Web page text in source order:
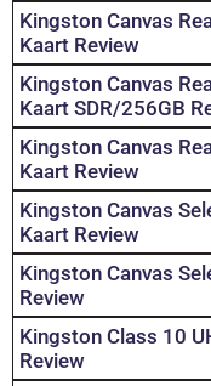
Kingston Canvas
Kaart Review
Kingston Canvas
Kaart SDR/256GB
Kingston Canvas
Kaart Review
Kingston Canvas
Kaart Review
Kingston Canvas
Review
Kingston Class 10
Review